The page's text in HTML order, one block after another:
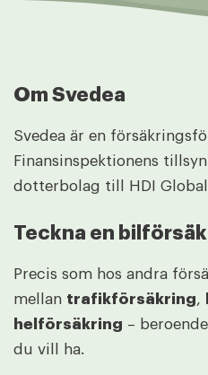
Om Svedea
Svedea är en
Finansinspektionens
dotterbolag till HDI Global
Teckna en
Precis som hos andra
mellan trafikförsäkring,
helförsäkring –
du vill ha.